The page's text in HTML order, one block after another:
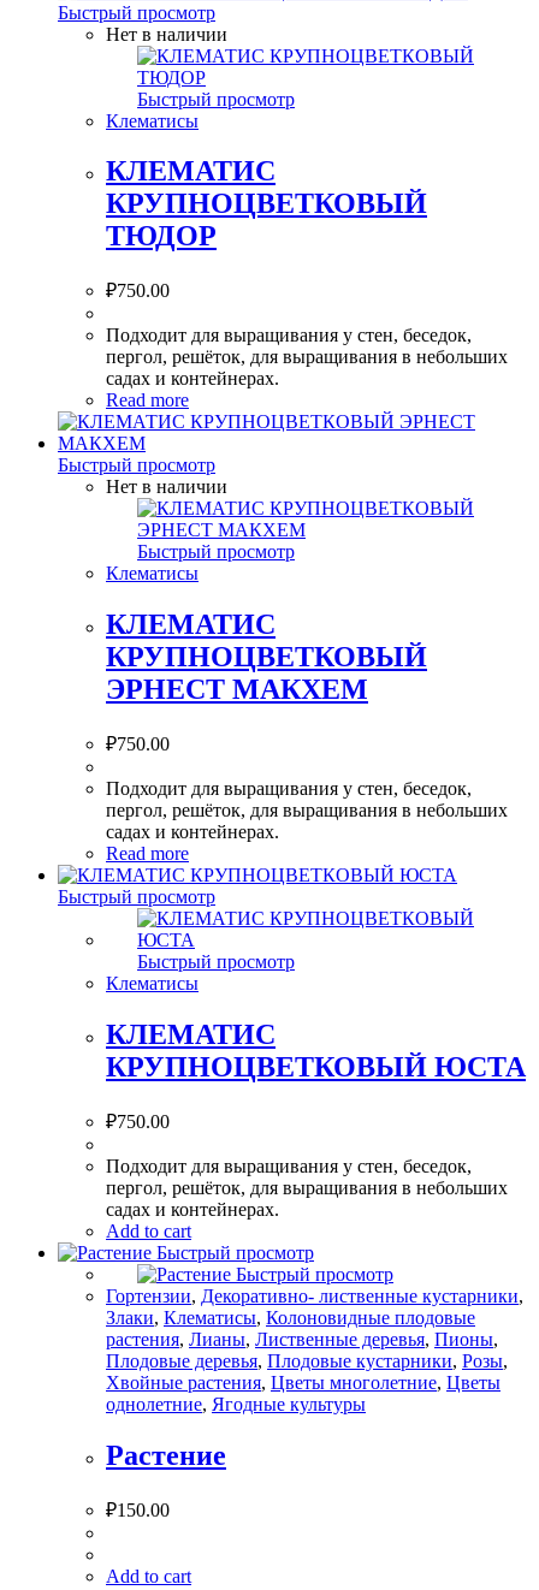
Быстрый просмотр
Нет в наличии
Быстрый просмотр
Клематисы
КЛЕМАТИС
КРУПНОЦВЕТКОВЫЙ
ТЮДОР
₽750.00
Подходит для выращивания у стен, беседок,
пергол, решёток, для выращивания в небольших
садах и контейнерах.
Read more
Быстрый просмотр
Нет в наличии
Быстрый просмотр
Клематисы
КЛЕМАТИС
КРУПНОЦВЕТКОВЫЙ
ЭРНЕСТ МАКХЕМ
₽750.00
Подходит для выращивания у стен, беседок,
пергол, решёток, для выращивания в небольших
садах и контейнерах.
Read more
Быстрый просмотр
Быстрый просмотр
Клематисы
КЛЕМАТИС
КРУПНОЦВЕТКОВЫЙ ЮСТА
₽750.00
Подходит для выращивания у стен, беседок,
пергол, решёток, для выращивания в небольших
садах и контейнерах.
Add to cart
Быстрый просмотр
Быстрый просмотр
Гортензии, Декоративно- лиственные кустарники,
Злаки, Клематисы, Колоновидные плодовые
растения, Лианы, Лиственные деревья, Пионы,
Плодовые деревья, Плодовые кустарники, Розы,
Хвойные растения, Цветы многолетние, Цветы
однолетние, Ягодные культуры
Растение
₽150.00
Add to cart